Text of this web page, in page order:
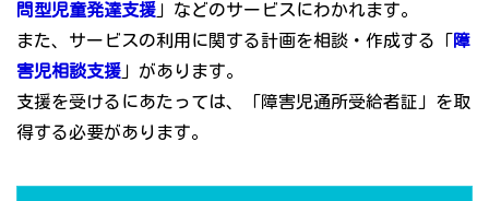
問型児童発達支援 」などのサービスにわかれます。
また、サービスの利用に関する計画を相談・作成する「障
害児相談支援 」があります。
支援を受けるにあたっては、「障害児通所受給者証」を取
得する必要があります。